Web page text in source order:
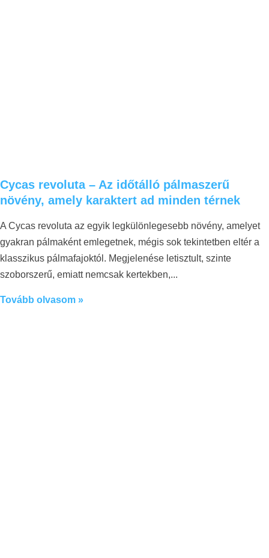
Cycas revoluta – Az időtálló pálmaszerű
növény, amely karaktert ad minden térnek
A Cycas revoluta az egyik legkülönlegesebb növény, amelyet
gyakran pálmaként emlegetnek, mégis sok tekintetben eltér a
klasszikus pálmafajoktól. Megjelenése letisztult, szinte
szoborszerű, emiatt nemcsak kertekben,
Tovább olvasom »